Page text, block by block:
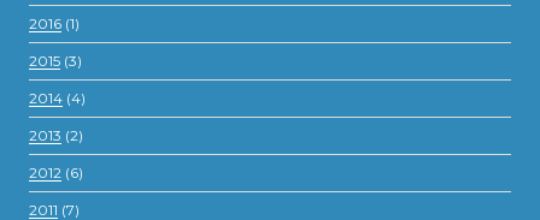
2016 (1)
2015 (3)
2014 (4)
2013 (2)
2012 (6)
2011 (7)